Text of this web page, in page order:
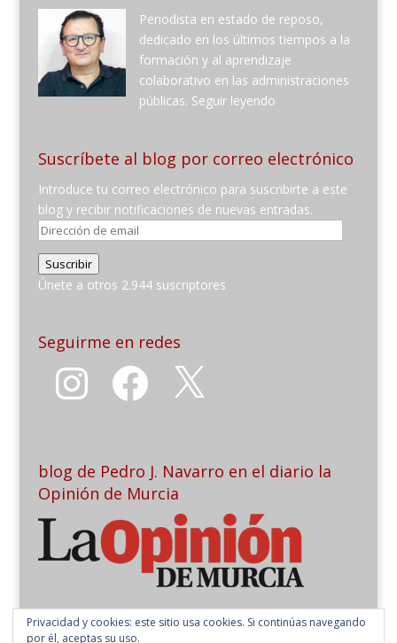
Periodista en estado de reposo,
dedicado en los últimos tiempos a la
formación y al aprendizaje
colaborativo en las administraciones
públicas. Seguir leyendo
Suscríbete al blog por correo electrónico
Introduce tu correo electrónico para suscribirte a este
blog y recibir notificaciones de nuevas entradas.
Dirección
email
Suscribir
Únete a otros 2.944 suscriptores
Seguirme en redes
Instagram Facebook
blog de Pedro J. Navarro en el diario la
Opinión de Murcia
Privacidad y cookies: este sitio usa cookies. Si continúas navegando
por él, aceptas su uso.